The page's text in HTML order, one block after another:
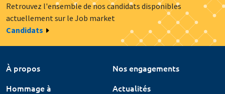
Retrouvez l'ensemble de nos candidats disponibles
actuellement sur le Job market
Candidats
À propos
Nos engagements
Hommage à
Actualités